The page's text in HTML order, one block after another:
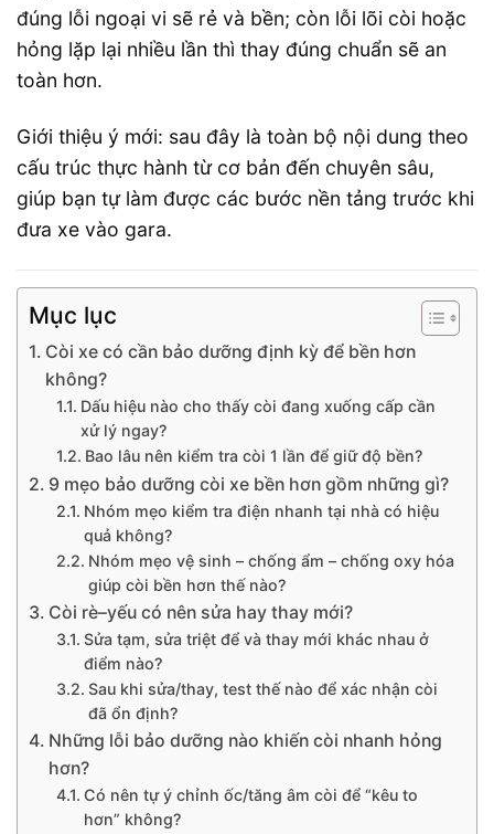
đúng lỗi ngoại vi sẽ rẻ và bền; còn lỗi lõi còi hoặc
hỏng lặp lại nhiều lần thì thay đúng chuẩn sẽ an
toàn hơn.
Giới thiệu ý mới: sau đây là toàn bộ nội dung theo
cấu trúc thực hành từ cơ bản đến chuyên sâu,
giúp bạn tự làm được các bước nền tảng trước khi
đưa xe vào gara.
Mục lục
Còi xe có cần bảo dưỡng định kỳ để bền hơn
không?
Dấu hiệu nào cho thấy còi đang xuống cấp cần
xử lý ngay?
Bao lâu nên kiểm tra còi 1 lần để giữ độ bền?
9 mẹo bảo dưỡng còi xe bền hơn gồm những gì?
Nhóm mẹo kiểm tra điện nhanh tại nhà có hiệu
quả không?
Nhóm mẹo vệ sinh – chống ẩm – chống oxy hóa
giúp còi bền hơn thế nào?
Còi rè–yếu có nên sửa hay thay mới?
Sửa tạm, sửa triệt để và thay mới khác nhau ở
điểm nào?
Sau khi sửa/thay, test thế nào để xác nhận còi
đã ổn định?
Những lỗi bảo dưỡng nào khiến còi nhanh hỏng
hơn?
Có nên tự ý chỉnh ốc/tăng âm còi để “kêu to
hơn” không?